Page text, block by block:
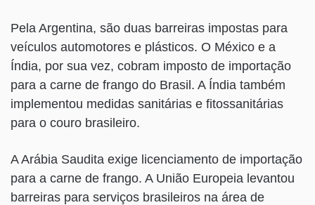
Pela Argentina, são duas barreiras impostas para
veículos automotores e plásticos. O México e a
Índia, por sua vez, cobram imposto de importação
para a carne de frango do Brasil. A Índia também
implementou medidas sanitárias e fitossanitárias
para o couro brasileiro.
A Arábia Saudita exige licenciamento de importação
para a carne de frango. A União Europeia levantou
barreiras para serviços brasileiros na área de